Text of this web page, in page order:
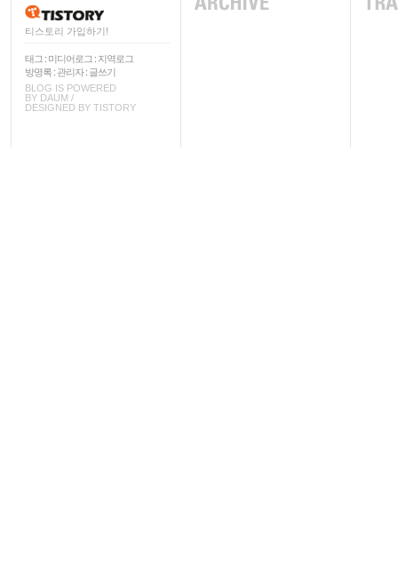
티스토리 가입하기!
태그 : 미디어로그 : 지역로그
방명록 : 관리자: 글쓰기
BLOG IS POWERED
BY DAUM /
DESIGNED BY TISTORY